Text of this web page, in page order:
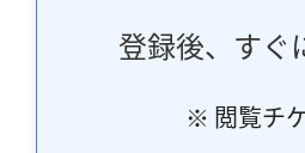
登録後、すぐ
※ 閲覧チ